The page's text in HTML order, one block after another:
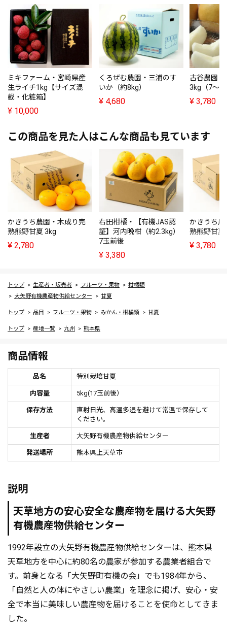
ミキファーム・宮崎県産
生ライチ1kg【サイズ混
載・化粧箱】
¥ 10,000
くろぜむ農園・三浦のす
いか（約8kg）
¥ 4,680
古谷農園
3kg（7～
¥ 3,780
この商品を見た人はこんな商品も見ています
かきうち農園・木成り完
熟熊野甘夏 3kg
¥ 2,780
右田柑橘・【有機JAS認
証】河内晩柑（約2.3kg）
7玉前後
¥ 3,380
かきうち
熟熊野甘夏
¥ 3,780
トップ 生産者・販売者 フルーツ・果物
柑橘類
大矢野有機農産物供給センター
甘夏
トップ 品目 フルーツ・果物 みかん・柑橘類 甘夏
トップ 産地一覧 九州 熊本県
商品情報
品名 特別栽培甘夏
内容量 5kg(17玉前後）
保存方法
直射日光、高温多湿を避けて常温で保存して
ください。
生産者 大矢野有機農産物供給センター
発送場所 熊本県上天草市
説明
天草地方の安心安全な農産物を届ける大矢野
有機農産物供給センター
1992年設立の大矢野有機農産物供給センターは、熊本県
天草地方を中心に約80名の農家が参加する農業者組合で
す。前身となる「大矢野町有機の会」でも1984年から、
「自然と人の体にやさしい農業」を理念に掲げ、安心・安
全で本当に美味しい農産物を届けることを使命としてきま
した。